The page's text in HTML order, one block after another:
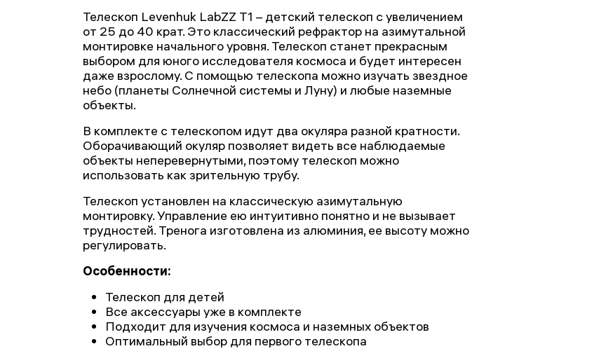
Телескоп Levenhuk LabZZ T1 – детский телескоп с увеличением
от 25 до 40 крат. Это классический рефрактор на азимутальной
монтировке начального уровня. Телескоп станет прекрасным
выбором для юного исследователя космоса и будет интересен
даже взрослому. С помощью телескопа можно изучать звездное
небо (планеты Солнечной системы и Луну) и любые наземные
объекты.
В комплекте с телескопом идут два окуляра разной кратности.
Оборачивающий окуляр позволяет видеть все наблюдаемые
объекты неперевернутыми, поэтому телескоп можно
использовать как зрительную трубу.
Телескоп установлен на классическую азимутальную
монтировку. Управление ею интуитивно понятно и не вызывает
трудностей. Тренога изготовлена из алюминия, ее высоту можно
регулировать.
Особенности:
Телескоп для детей
Все аксессуары уже в комплекте
Подходит для изучения космоса и наземных объектов
Оптимальный выбор для первого телескопа